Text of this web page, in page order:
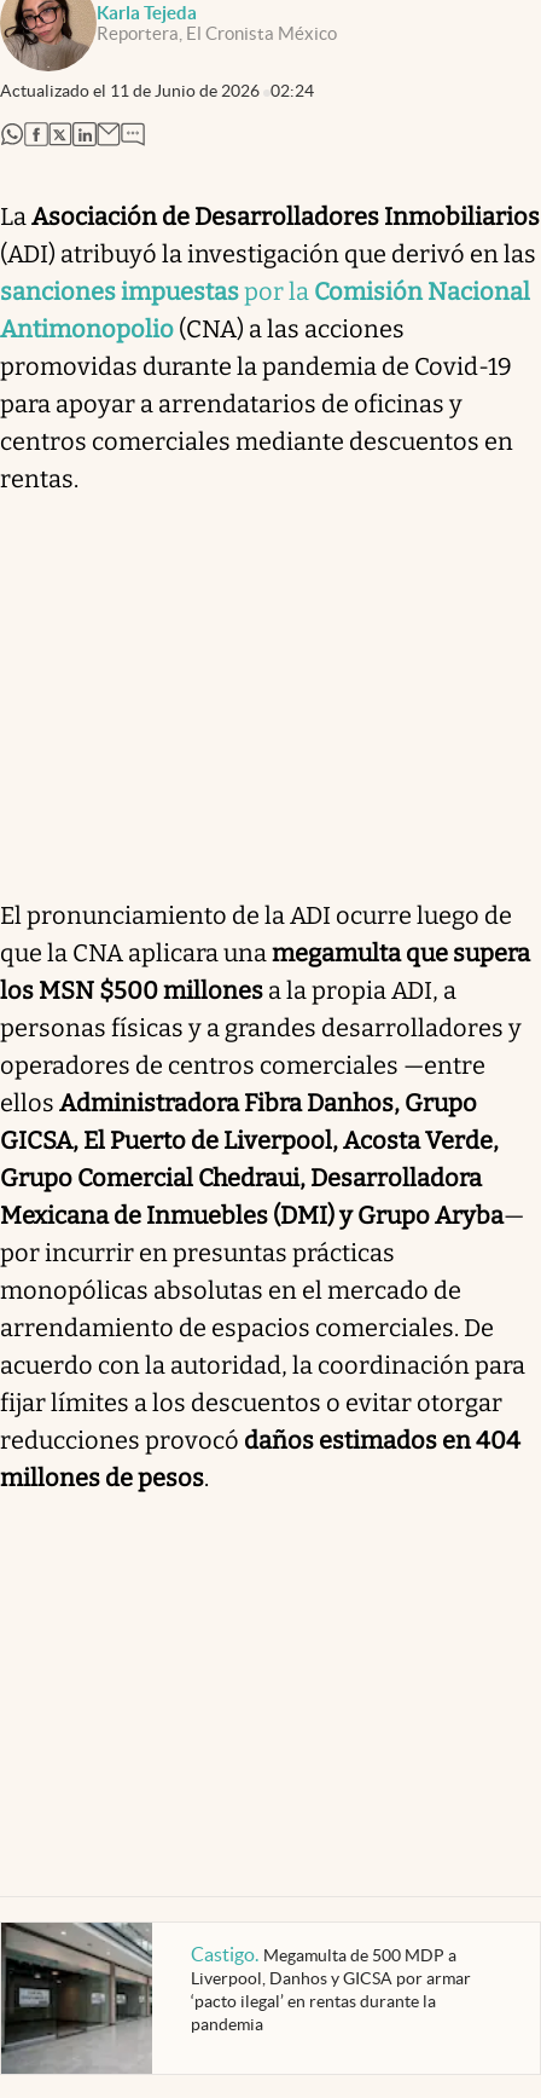
Karla Tejeda
Reportera, El Cronista México
Actualizado el 11 de Junio de 2026 02:24
abre en nueva pestaña
abre en nueva pestaña
abre en nueva pestaña
abre en nueva pestaña
LaAsociación de Desarrolladores Inmobiliarios
(ADI) atribuyó la investigación que derivó en las
sanciones impuestaspor la Comisión Nacional
Antimonopolio (CNA) a las acciones
promovidas durante la pandemia de Covid-19
para apoyar a arrendatarios de oficinas y
centros comerciales mediante descuentos en
rentas.
El pronunciamiento de la ADI ocurre luego de
que la CNA aplicara unamegamulta que supera
los MSN $500 millones a la propia ADI, a
personas físicas y a grandes desarrolladores y
operadores de centros comerciales —entre
ellos Administradora Fibra Danhos, Grupo
GICSA, El Puerto de Liverpool, Acosta Verde,
Grupo Comercial Chedraui, Desarrolladora
Mexicana de Inmuebles (DMI) y Grupo Aryba—
por incurrir en presuntas prácticas
monopólicas absolutas en el mercado de
arrendamiento de espacios comerciales. De
acuerdo con la autoridad, la coordinación para
fijar límites a los descuentos o evitar otorgar
reducciones provocó daños estimados en 404
millones de pesos.
Castigo. Megamulta de 500 MDP a
Liverpool, Danhos y GICSA por armar
‘pacto ilegal’ en rentas durante la
pandemia